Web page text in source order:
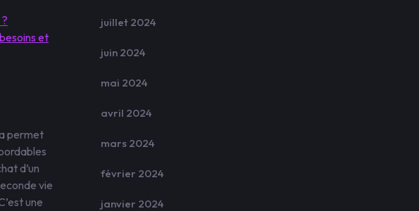
et
permet
d’un
vie
une
juillet 2024
juin 2024
mai 2024
avril 2024
mars 2024
février 2024
janvier 2024